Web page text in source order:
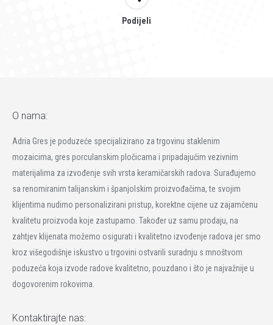
Podijeli
O nama:
Adria Gres je poduzeće specijalizirano za trgovinu staklenim
mozaicima, gres porculanskim pločicama i pripadajućim vezivnim
materijalima za izvođenje svih vrsta keramičarskih radova. Surađujemo
sa renomiranim talijanskim i španjolskim proizvođačima, te svojim
klijentima nudimo personalizirani pristup, korektne cijene uz zajamčenu
kvalitetu proizvoda koje zastupamo. Također uz samu prodaju, na
zahtjev klijenata možemo osigurati i kvalitetno izvođenje radova jer smo
kroz višegodišnje iskustvo u trgovini ostvarili suradnju s mnoštvom
poduzeća koja izvode radove kvalitetno, pouzdano i što je najvažnije u
dogovorenim rokovima.
Kontaktirajte nas: